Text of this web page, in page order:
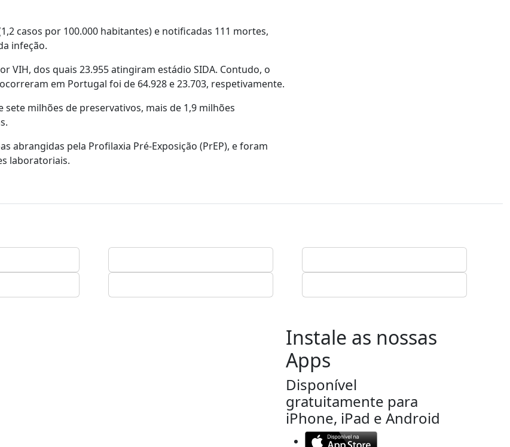
casos por 100.000 habitantes) e notificadas 111 mortes,
infeção.
VIH, dos quais 23.955 atingiram estádio SIDA. Contudo, o
em Portugal foi de 64.928 e 23.703, respetivamente.
milhões de preservativos, mais de 1,9 milhões
abrangidas pela Profilaxia Pré-Exposição (PrEP), e foram
laboratoriais.
Instale as nossas
Apps
Disponível
gratuitamente para
iPhone, iPad e Android